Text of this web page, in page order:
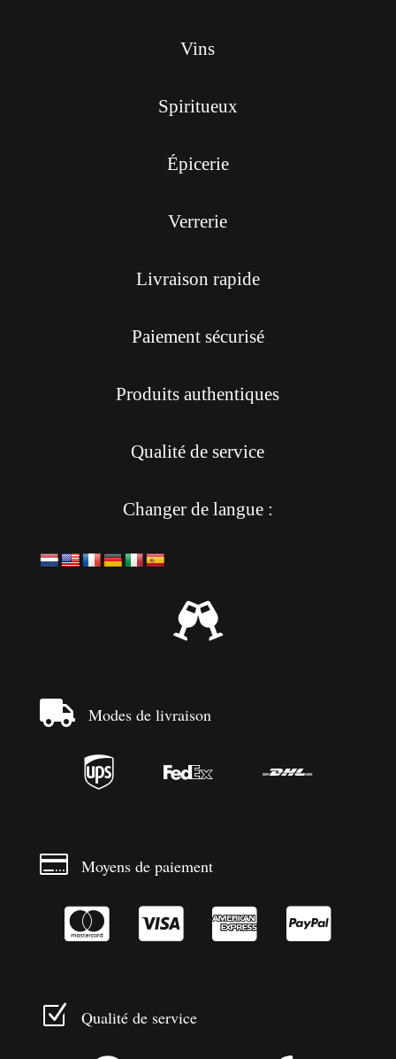
Vins
Spiritueux
Épicerie
Verrerie
Livraison rapide
Paiement sécurisé
Produits authentiques
Qualité de service
Changer de langue :

 Modes de livraison
  
 Moyens de paiement
   
Z Qualité de service